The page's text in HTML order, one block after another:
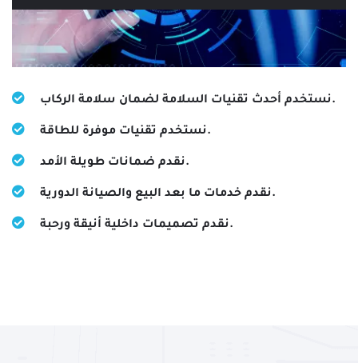
نستخدم أحدث تقنيات السلامة لضمان سلامة الركاب.
نستخدم تقنيات موفرة للطاقة.
نقدم ضمانات طويلة الأمد.
نقدم خدمات ما بعد البيع والصيانة الدورية.
نقدم تصميمات داخلية أنيقة ورحبة.